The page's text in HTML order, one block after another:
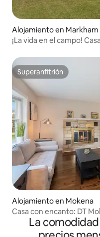
Alojamiento en Markham
¡La vida en el campo!
Superanfitrión
Superanfitrión
Alojamiento en Mokena
Casa con encanto: DT
La